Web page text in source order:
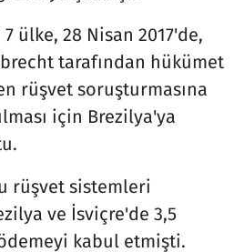
ülke, 28 Nisan 2017'de,
tarafından hükümet
rüşvet soruşturmasına
için Brezilya'ya
rüşvet sistemleri
ve İsviçre'de 3,5
kabul etmişti.